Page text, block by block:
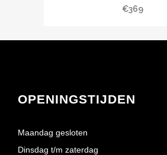
€369
OPENINGSTIJDEN
Maandag gesloten
Dinsdag t/m zaterdag